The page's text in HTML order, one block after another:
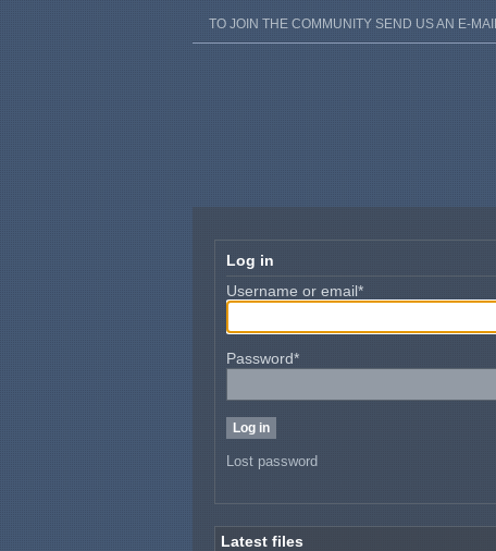
TO JOIN THE COMMUNITY SEND US AN E-MAIL
Log in
Username or email*
Password*
Lost password
Latest files